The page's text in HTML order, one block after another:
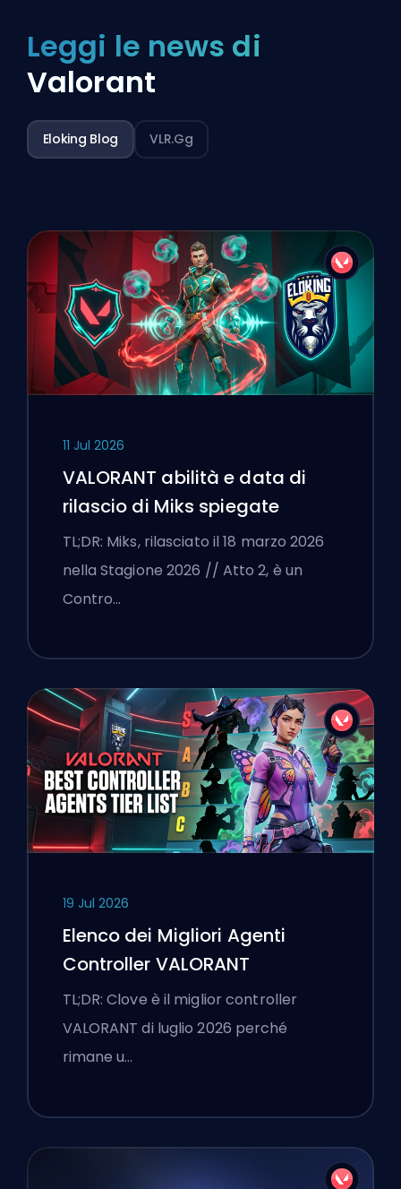
Leggi le news di
Valorant
Eloking Blog VLR.gg
11 Jul 2026
VALORANT abilità e data di
rilascio di Miks spiegate
TL;DR: Miks, rilasciato il 18 marzo 2026
nella Stagione 2026 // Atto 2, è un
Contro…
19 Jul 2026
Elenco dei Migliori Agenti
Controller VALORANT
TL;DR: Clove è il miglior controller
VALORANT di luglio 2026 perché
rimane u…